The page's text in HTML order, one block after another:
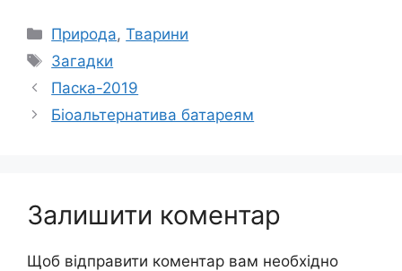
Категорії
Природа,Тварини
Позначки
Загадки
Паска-2019
Біоальтернатива батареям
Залишити коментар
Щоб відправити коментар вам необхідно